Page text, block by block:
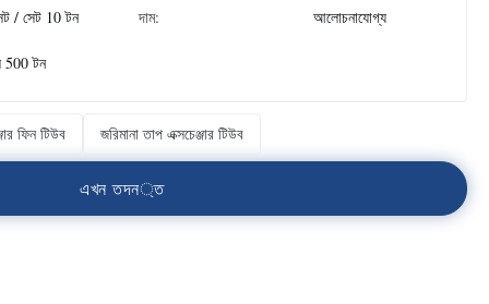
/ সেট 10 টন দাম: আলোচনাযোগ্য
500 টন
ফিন টিউব জরিমানা তাপ এক্সচেঞ্জার টিউব
এখন তদন্ত